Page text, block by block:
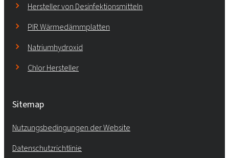
Hersteller von Desinfektionsmitteln
PIR Wärmedämmplatten
Natriumhydroxid
Chlor Hersteller
Sitemap
Nutzungsbedingungen der Website
Datenschutzrichtlinie